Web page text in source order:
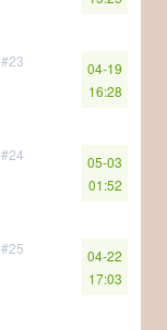
#23
04-19
16:28
#24
05-03
01:52
#25
04-22
17:03